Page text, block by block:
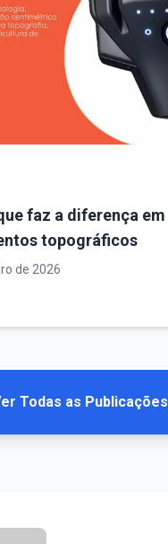
faz a diferença em
topográficos
de 2026
Todas as Publicações